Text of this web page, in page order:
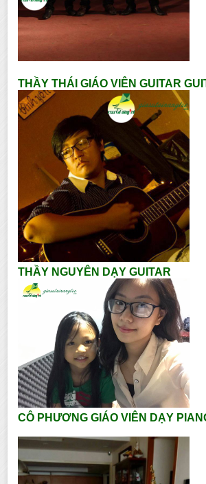
THẦY THÁI GIÁO VIÊN GUITAR
THẦY NGUYÊN DẠY GUITAR
CÔ PHƯƠNG GIÁO VIÊN DẠY